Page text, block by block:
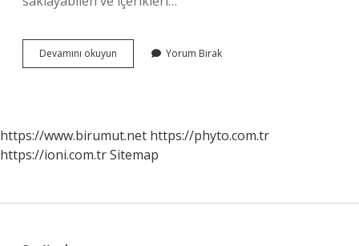
Devamını okuyun
Nerelerde
Yorum Bırak
https://www.birumut.net https://phyto.com.tr
https://ioni.com.trSitemap